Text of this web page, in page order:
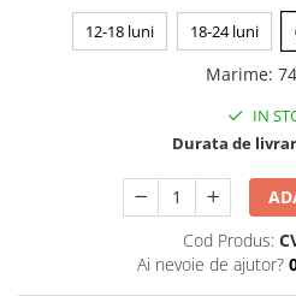
12-18 luni 18-24 luni
Marime:
IN
Durata de
Cod Produs:
Ai nevoie de ajutor?